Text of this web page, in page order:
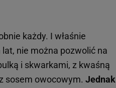
każdy. I właśnie
nie można pozwolić na
i skwarkami, z kwaśną
sosem owocowym. Jednak